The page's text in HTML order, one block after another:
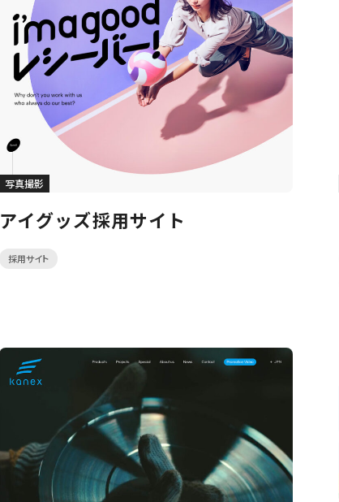
写真撮影
アイグッズ採用サイト
採用サイト